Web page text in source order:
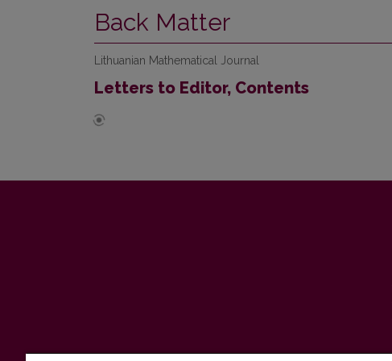
Back Matter
Lithuanian Mathematical Journal
Letters to Editor, Contents